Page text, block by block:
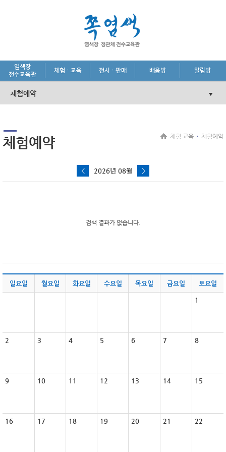
염색장
전수교육관
체험·교육 전시·판매 배움방 알림방
체험예약
체험예약 체험·교육 체험예약
< 2026년 08월 >
검색 결과가 없습니다.
일요일 월요일 화요일 수요일 목요일 금요일 토요일
1
2 3 4 5 6 7 8
9 10 11 12 13 14 15
16 17 18 19 20 21 22